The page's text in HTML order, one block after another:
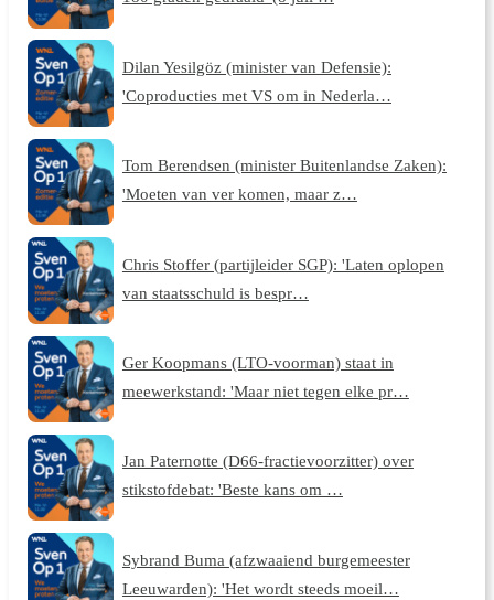
Dilan Yesilgöz (minister van Defensie):
'Coproducties met VS om in Nederla…
Tom Berendsen (minister Buitenlandse Zaken):
'Moeten van ver komen, maar z…
Chris Stoffer (partijleider SGP): 'Laten oplopen
van staatsschuld is bespr…
Ger Koopmans (LTO-voorman) staat in
meewerkstand: 'Maar niet tegen elke pr…
Jan Paternotte (D66-fractievoorzitter) over
stikstofdebat: 'Beste kans om …
Sybrand Buma (afzwaaiend burgemeester
Leeuwarden): 'Het wordt steeds moeil…